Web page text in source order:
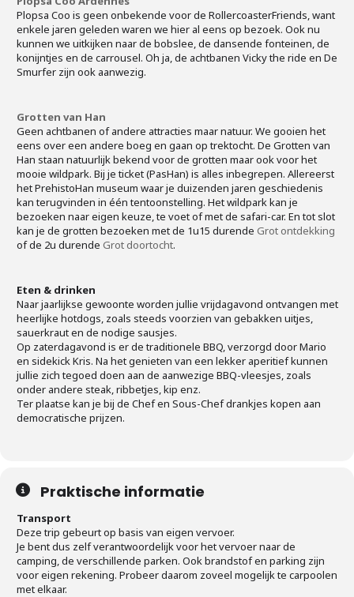
Plopsa Coo is geen onbekende voor de RollercoasterFriends, want
enkele jaren geleden waren we hier al eens op bezoek. Ook nu
kunnen we uitkijken naar de bobslee, de dansende fonteinen, de
konijntjes en de carrousel. Oh ja, de achtbanen Vicky the ride en De
Smurfer zijn ook aanwezig.
Grotten van Han
Geen achtbanen of andere attracties maar natuur. We gooien het
eens over een andere boeg en gaan op trektocht. De Grotten van
Han staan natuurlijk bekend voor de grotten maar ook voor het
mooie wildpark. Bij je ticket (PasHan) is alles inbegrepen. Allereerst
het PrehistoHan museum waar je duizenden jaren geschiedenis
kan terugvinden in één tentoonstelling. Het wildpark kan je
bezoeken naar eigen keuze, te voet of met de safari-car. En tot slot
kan je de grotten bezoeken met de 1u15 durende Grot ontdekking
of de 2u durende Grot doortocht.
Eten & drinken
Naar jaarlijkse gewoonte worden jullie vrijdagavond ontvangen met
heerlijke hotdogs, zoals steeds voorzien van gebakken uitjes,
sauerkraut en de nodige sausjes.
Op zaterdagavond is er de traditionele BBQ, verzorgd door Mario
en sidekick Kris. Na het genieten van een lekker aperitief kunnen
jullie zich tegoed doen aan de aanwezige BBQ-vleesjes, zoals
onder andere steak, ribbetjes, kip enz.
Ter plaatse kan je bij de Chef en Sous-Chef drankjes kopen aan
democratische prijzen.
Praktische informatie
Transport
Deze trip gebeurt op basis van eigen vervoer.
Je bent dus zelf verantwoordelijk voor het vervoer naar de
camping, de verschillende parken. Ook brandstof en parking zijn
voor eigen rekening. Probeer daarom zoveel mogelijk te carpoolen
met elkaar.